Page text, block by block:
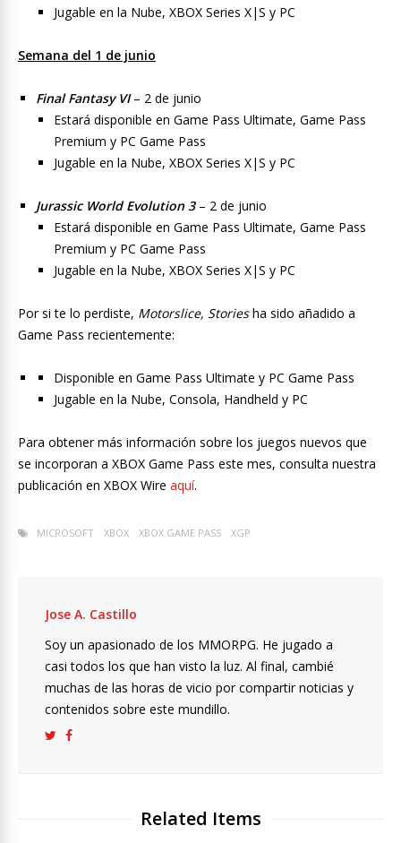
Jugable en la Nube, XBOX Series X|S y PC
Semana del 1 de junio
Final Fantasy VI– 2 de junio
Estará disponible en Game Pass Ultimate, Game Pass
Premium y PC Game Pass
Jugable en la Nube, XBOX Series X|S y PC
Jurassic World Evolution 3– 2 de junio
Estará disponible en Game Pass Ultimate, Game Pass
Premium y PC Game Pass
Jugable en la Nube, XBOX Series X|S y PC
Por si te lo perdiste, Motorslice, Storiesha sido añadido a
Game Pass recientemente:
Disponible en Game Pass Ultimate y PC Game Pass
Jugable en la Nube, Consola, Handheld y PC
Para obtener más información sobre los juegos nuevos que
se incorporan a XBOX Game Pass este mes, consulta nuestra
publicación en XBOX Wire aquí.
MICROSOFT XBOX XBOX GAME PASS XGP
Jose A. Castillo
Soy un apasionado de los MMORPG. He jugado a
casi todos los que han visto la luz. Al final, cambié
muchas de las horas de vicio por compartir noticias y
contenidos sobre este mundillo.
Related Items